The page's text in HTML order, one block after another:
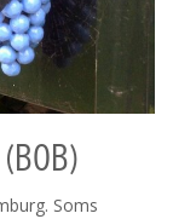
Soms